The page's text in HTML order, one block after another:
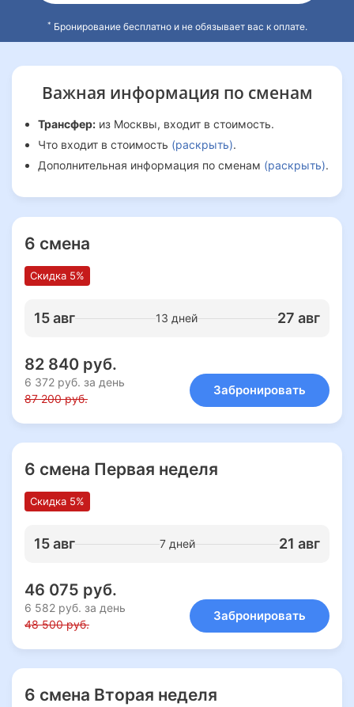
* Бронирование бесплатно и не обязывает вас к оплате.
Важная информация по сменам
Трансфер: из Москвы, входит в стоимость.
Что входит в стоимость (раскрыть).
Дополнительная информация по сменам (раскрыть).
6 смена
Скидка 5%
15 авг 13 дней 27 авг
82 840 руб.
6 372 руб. за день
87 200 руб.
Забронировать
6 смена Первая неделя
Скидка 5%
15 авг 7 дней 21 авг
46 075 руб.
6 582 руб. за день
48 500 руб.
Забронировать
6 смена Вторая неделя